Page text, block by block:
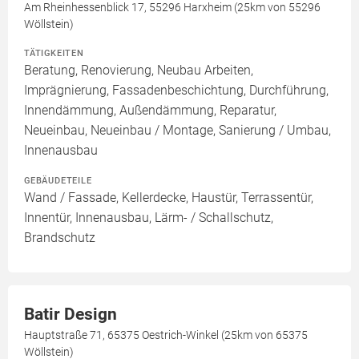
Am Rheinhessenblick 17, 55296 Harxheim (25km von 55296
Wöllstein)
TÄTIGKEITEN
Beratung, Renovierung, Neubau Arbeiten,
Imprägnierung, Fassadenbeschichtung, Durchführung,
Innendämmung, Außendämmung, Reparatur,
Neueinbau, Neueinbau / Montage, Sanierung / Umbau,
Innenausbau
GEBÄUDETEILE
Wand / Fassade, Kellerdecke, Haustür, Terrassentür,
Innentür, Innenausbau, Lärm- / Schallschutz,
Brandschutz
Batir Design
Hauptstraße 71, 65375 Oestrich-Winkel (25km von 65375
Wöllstein)